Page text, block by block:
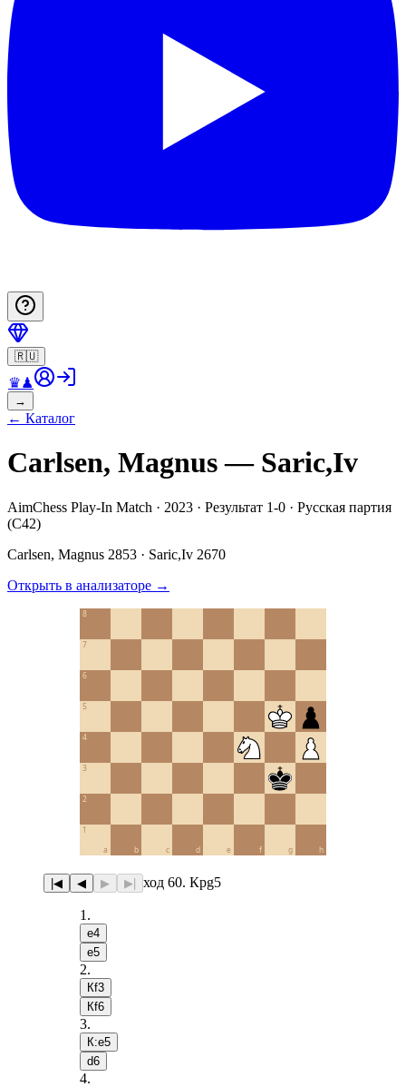
🇷🇺
♛♟
→
← Каталог
Carlsen, Magnus — Saric,Iv
AimChess Play-In Match · 2023 · Результат 1-0 · Русская партия
(C42)
Carlsen, Magnus 2853 · Saric,Iv 2670
Открыть в анализаторе →
a b c d e f g h
1
2
3
4
5
6
7
8
|◀ ◀ ▶ ▶| ход 60. Крg5
1 .
e4
e5
2.
Кf3
Кf6
3.
К:e5
d6
4.